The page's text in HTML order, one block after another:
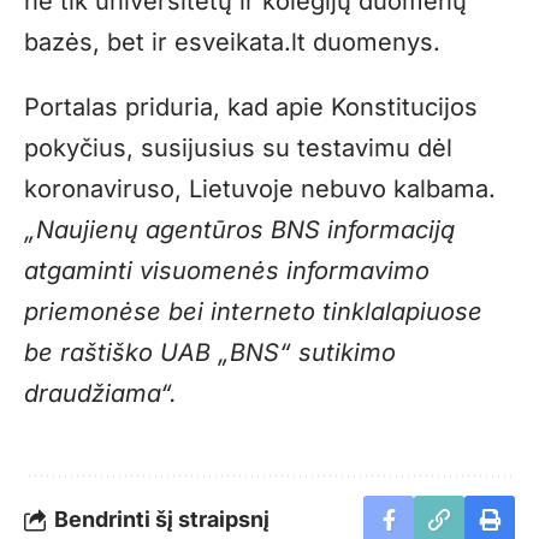
bazės, bet ir esveikata.lt duomenys.
Portalas priduria, kad apie Konstitucijos
pokyčius, susijusius su testavimu dėl
koronaviruso, Lietuvoje nebuvo kalbama.
„Naujienų agentūros BNS informaciją
atgaminti visuomenės informavimo
priemonėse bei interneto tinklalapiuose
be raštiško UAB „BNS“ sutikimo
draudžiama“.
Bendrinti šį straipsnį